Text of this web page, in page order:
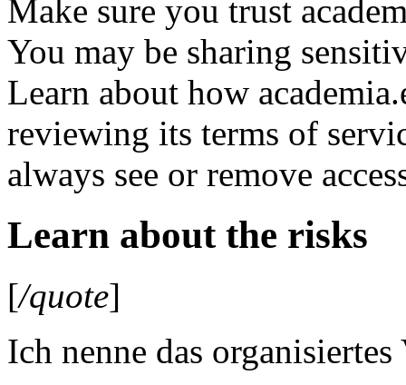
Make sure you trust
You may be sharing
Learn about how
reviewing its terms of
always see or remove
Learn about the risks
[/quote]
Ich nenne das organisiertes